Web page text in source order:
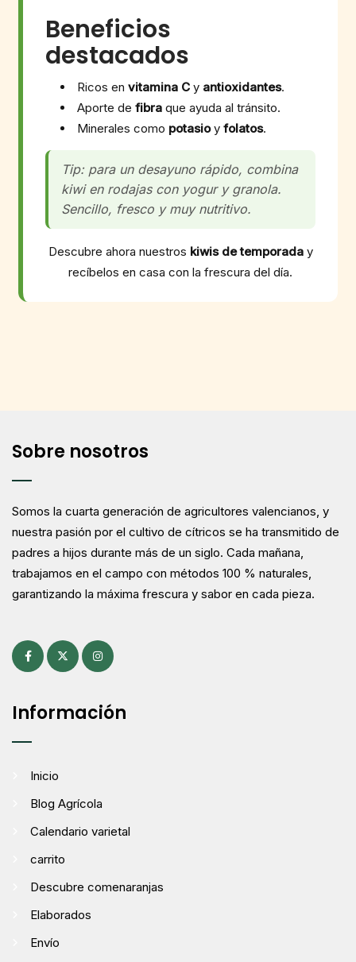
Beneficios
destacados
Ricos envitamina C y antioxidantes.
Aporte defibra que ayuda al tránsito.
Minerales como potasioyfolatos.
Tip: para un desayuno rápido, combina
kiwi en rodajas con yogur y granola.
Sencillo, fresco y muy nutritivo.
Descubre ahora nuestros kiwis de temporaday
recíbelos en casa con la frescura del día.
Sobre nosotros
Somos la cuarta generación de agricultores valencianos, y
nuestra pasión por el cultivo de cítricos se ha transmitido de
padres a hijos durante más de un siglo. Cada mañana,
trabajamos en el campo con métodos 100 % naturales,
garantizando la máxima frescura y sabor en cada pieza.
Información
Inicio
Blog Agrícola
Calendario varietal
carrito
Descubre comenaranjas
Elaborados
Envío